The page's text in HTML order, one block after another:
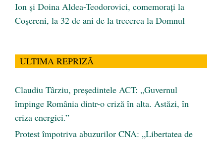
Ion și Doina Aldea-Teodorovici, comemorați la
Coșereni, la 32 de ani de la trecerea la Domnul
ULTIMA REPRIZĂ
Claudiu Târziu, președintele ACT: „Guvernul
împinge România dintr-o criză în alta. Astăzi, în
criza energiei.”
Protest împotriva abuzurilor CNA: „Libertatea de